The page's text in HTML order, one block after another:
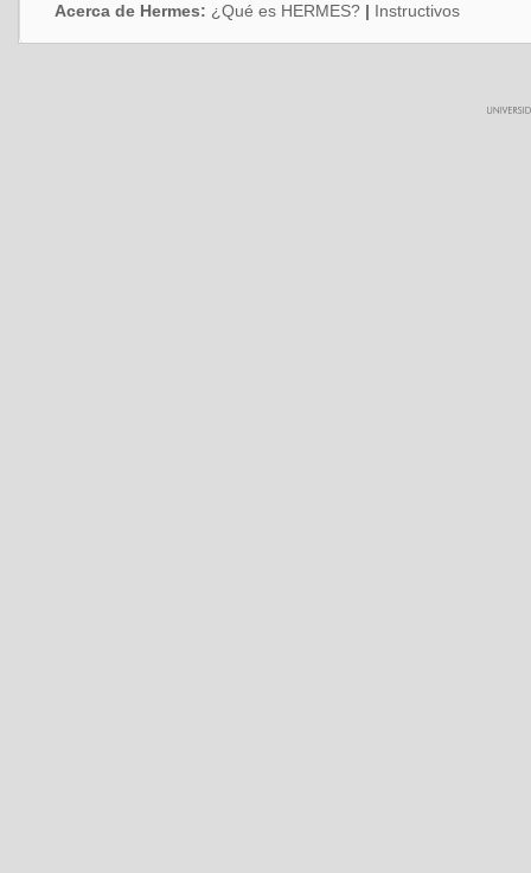
Acerca de Hermes: ¿Qué es HERMES? | Instructivos